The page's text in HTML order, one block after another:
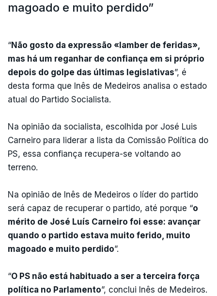
magoado e muito perdido”
“Não gosto da expressão «lamber de feridas»,
mas há um reganhar de confiança em si próprio
depois do golpe das últimas legislativas”, é
desta forma que Inês de Medeiros analisa o estado
atual do Partido Socialista.
Na opinião da socialista, escolhida por José Luis
Carneiro para liderar a lista da Comissão Política do
PS, essa confiança recupera-se voltando ao
terreno.
Na opinião de Inês de Medeiros o líder do partido
será capaz de recuperar o partido, até porque “o
mérito de José Luís Carneiro foi esse: avançar
quando o partido estava muito ferido, muito
magoado e muito perdido”.
“O PS não está habituado a ser a terceira força
política no Parlamento”, conclui Inês de Medeiros.